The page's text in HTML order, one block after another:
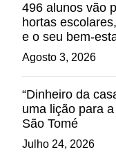
496 alunos vão
hortas
e o seu bem-
Agosto 3, 2026
“Dinheiro da
uma lição para
São Tomé
Julho 24, 2026